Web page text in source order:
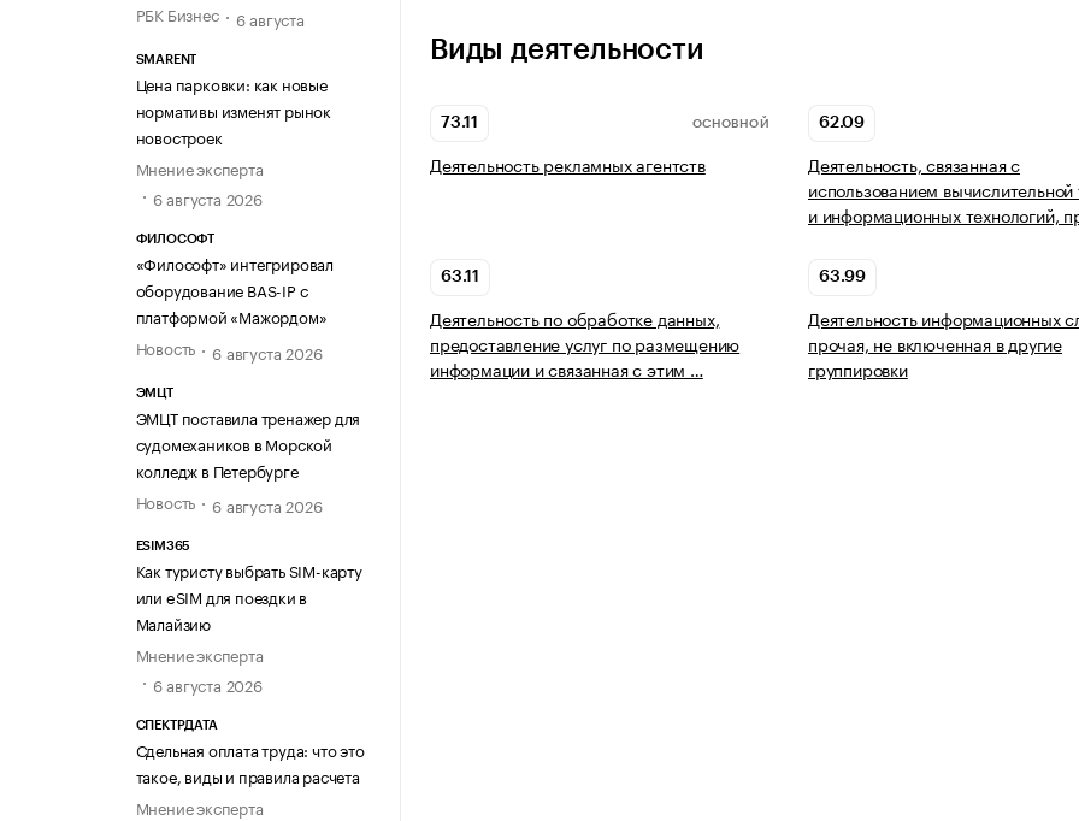
РБК Бизнес
6 августа
SMARENT
Цена парковки: как новые
нормативы изменят рынок
новостроек
Мнение эксперта
6 августа 2026
ФИЛОСОФТ
«Философт» интегрировал
оборудование BAS-IP с
платформой «Мажордом»
Новость
6 августа 2026
ЭМЦТ
ЭМЦТ поставила тренажер для
судомехаников в Морской
колледж в Петербурге
Новость
6 августа 2026
ESIM365
Как туристу выбрать SIM-карту
или eSIM для поездки в
Малайзию
Мнение эксперта
6 августа 2026
СПЕКТРДАТА
Сдельная оплата труда: что это
такое, виды и правила расчета
Мнение эксперта
Виды деятельности
73.11 ОСНОВНОЙ
Деятельность рекламных агентств
62.09
Деятельность, связанная с
использованием вычислительной
и информационных технологий,
63.11
Деятельность по обработке данных,
предоставление услуг по размещению
информации и связанная с этим …
63.99
Деятельность информационных
прочая, не включенная в другие
группировки